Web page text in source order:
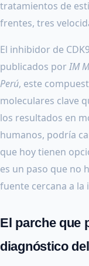
tratamientos de
frentes, tres
El inhibidor de
publicados porIM
Perú, este
moleculares clave
los resultados en
humanos, podría
que hoy tienen
es un paso que no
fuente cercana a la
El parche que
diagnóstico